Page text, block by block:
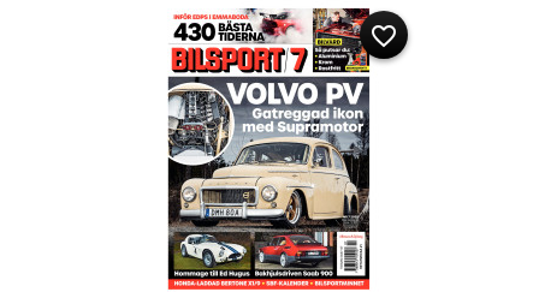
favorite_border